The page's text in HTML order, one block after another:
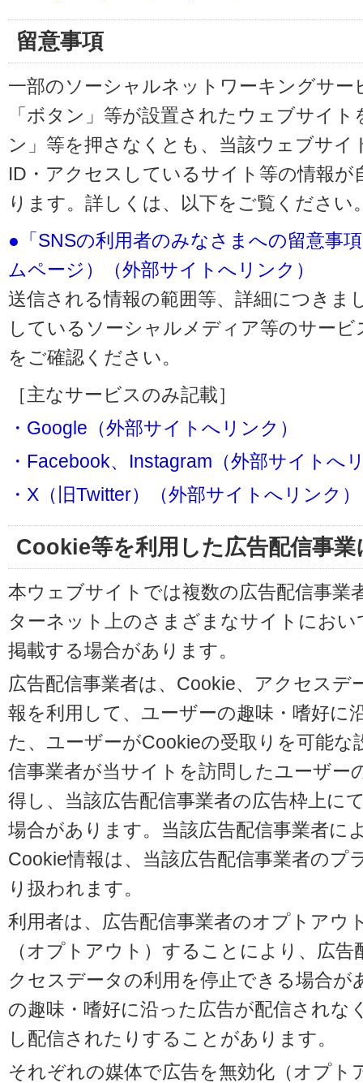
留意事項
一部のソーシャルネットワーキングサー
「ボタン」等が設置されたウェブサイ
ン」等を押さなくとも、当該ウェブサイ
ID・アクセスしているサイト等の情報
ります。詳しくは、以下をご覧ください
●「SNSの利用者のみなさまへの留意事
ムページ）（外部サイトへリンク）
送信される情報の範囲等、詳細につきま
しているソーシャルメディア等のサー
をご確認ください。
［主なサービスのみ記載］
・Google（外部サイトへリンク）
・Facebook、Instagram（外部サイトへ
・X（旧Twitter）（外部サイトへリンク）
Cookie等を利用した広告配信事
本ウェブサイトでは複数の広告配信事業
ターネット上のさまざまなサイトにお
掲載する場合があります。
広告配信事業者は、Cookie、アクセスデ
報を利用して、ユーザーの趣味・嗜好に
た、ユーザーがCookieの受取りを可能
信事業者が当サイトを訪問したユーザー
得し、当該広告配信事業者の広告枠上に
場合があります。当該広告配信事業者に
Cookie情報は、当該広告配信事業者のプ
り扱われます。
利用者は、広告配信事業者のオプトアウ
（オプトアウト）することにより、広
クセスデータの利用を停止できる場合が
の趣味・嗜好に沿った広告が配信されな
し配信されたりすることがあります。
それぞれの媒体で広告を無効化（オプト